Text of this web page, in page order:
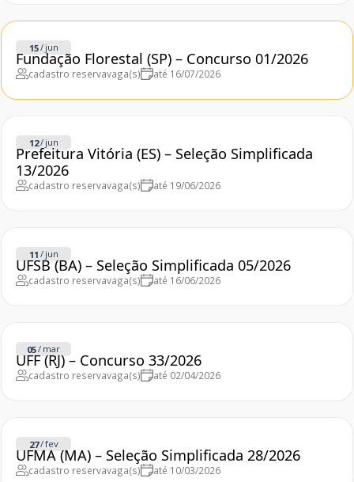
15/ jun
Fundação Florestal (SP) – Concurso 01/2026
cadastro reservavaga(s) até 16/07/2026
12/ jun
Prefeitura Vitória (ES) – Seleção Simplificada
13/2026
cadastro reservavaga(s) até 19/06/2026
11 / jun
UFSB (BA) – Seleção Simplificada 05/2026
cadastro reservavaga(s) até 16/06/2026
05/ mar
UFF (RJ) – Concurso 33/2026
cadastro reservavaga(s) até 02/04/2026
27/fev
UFMA (MA) – Seleção Simplificada 28/2026
cadastro reservavaga(s) até 10/03/2026